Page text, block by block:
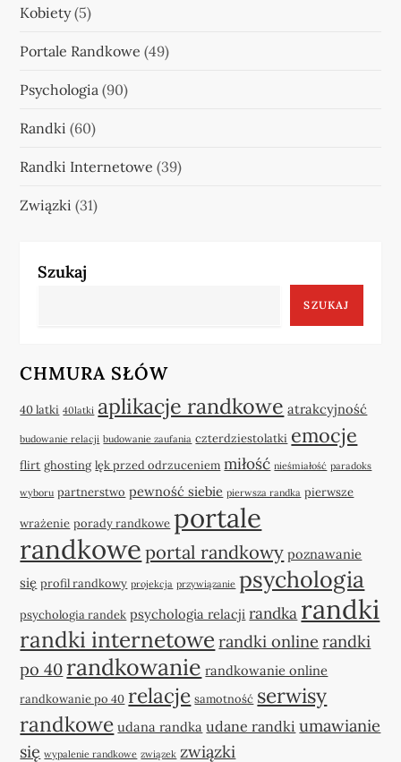
Kobiety(5)
Portale Randkowe (49)
Psychologia (90)
Randki (60)
Randki Internetowe (39)
Związki (31)
Szukaj
SZUKAJ
CHMURA SŁÓW
40 latki 40latki aplikacje randkowe atrakcyjność
budowanie relacji budowanie zaufania czterdziestolatki emocje
flirt ghosting lęk przed odrzuceniem miłość nieśmiałość paradoks
wyboru partnerstwo pewność siebie pierwsza randka pierwsze
wrażenie porady randkowe portale
randkowe portal randkowy poznawanie
się profil randkowy projekcja przywiązanie psychologia
psychologia randek psychologia relacji randka randki
randki internetowe randki online randki
po 40 randkowanie randkowanie online
randkowanie po 40 relacje samotność serwisy
randkowe udana randka udane randki umawianie
się wypalenie randkowe związek związki